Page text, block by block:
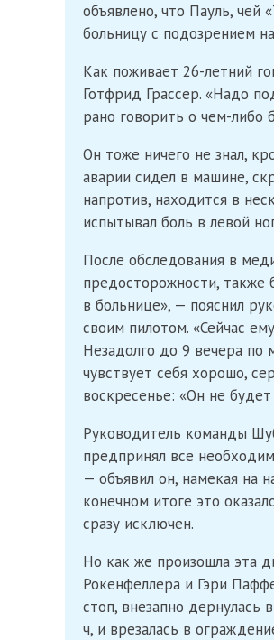
объявлено, что Пауль, чей
больницу с подозрением
Как поживает 26-летний
Готфрид Грассер. «Надо
рано говорить о чем-либо
Он тоже ничего не знал,
аварии сидел в машине,
напротив, находится в
испытывал боль в левой
После обследования в
предосторожности, также
в больнице», — пояснил
своим пилотом. «Сейчас
Незадолго до 9 вечера по
чувствует себя хорошо,
воскресенье: «Он не
Руководитель команды
предпринял все
— объявил он, намекая на
конечном итоге это
сразу исключен.
Но как же произошла эта
Рокенфеллера и Гэри
стоп, внезапно
ч, и врезалась в